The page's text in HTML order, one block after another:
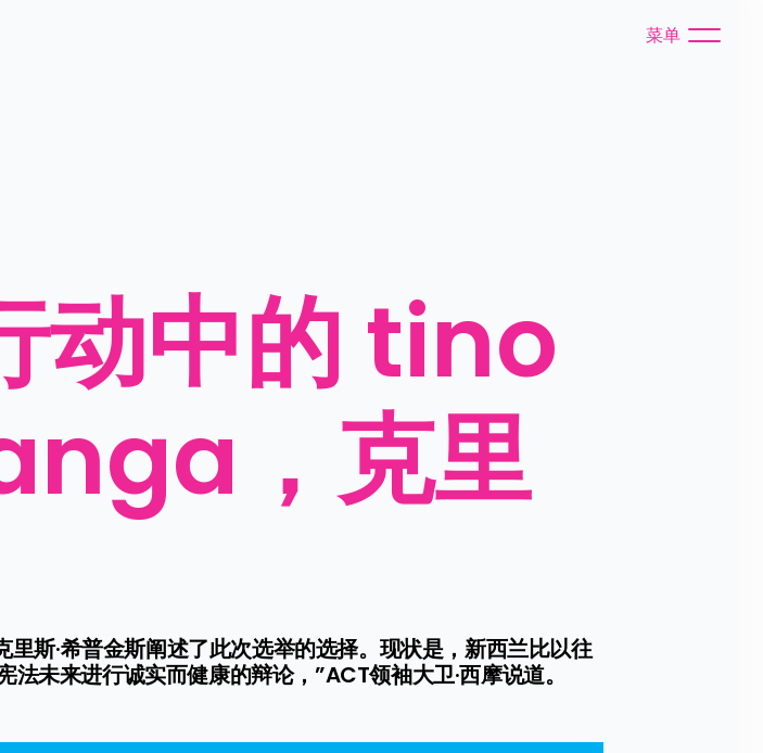
菜单
动中的 tino
，克里
斯·希普金斯阐述了此次选举的选择。现状是，新西兰比以往
未来进行诚实而健康的辩论，”ACT领袖大卫·西摩说道。